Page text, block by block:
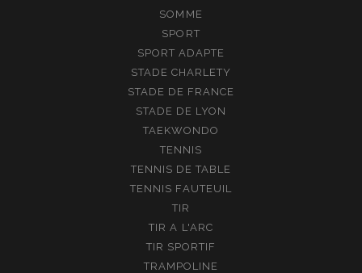
SOMME
SPORT
SPORT ADAPTE
STADE CHARLETY
STADE DE FRANCE
STADE DE LYON
TAEKWONDO
TENNIS
TENNIS DE TABLE
TENNIS FAUTEUIL
TIR
TIR A L'ARC
TIR SPORTIF
TRAMPOLINE